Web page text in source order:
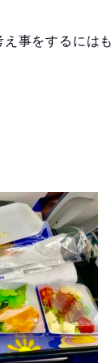
事をするには